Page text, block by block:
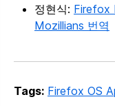
정현식: Firefox
Mozillians 번역
Tags: Firefox OS